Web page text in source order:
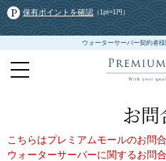
保有ポイントを確認 （1pt=1円）
ウォーターサーバー契約者
お問
こちらはプレミアムモールのお問合
ウォーターサーバーに関するお問